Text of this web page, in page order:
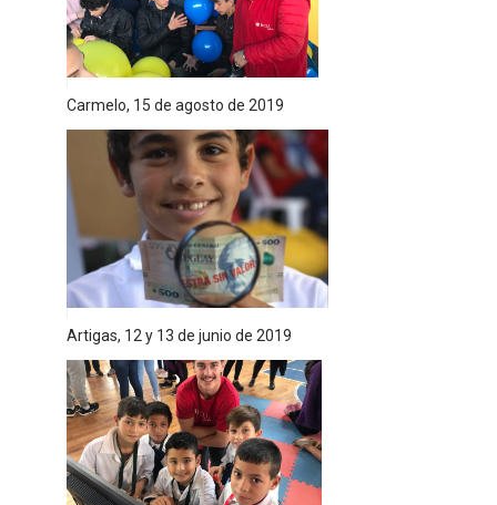
Carmelo, 15 de agosto de 2019
Artigas, 12 y 13 de junio de 2019